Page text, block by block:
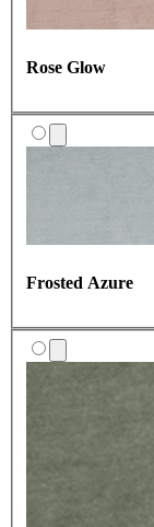
Rose Glow
Frosted Azure